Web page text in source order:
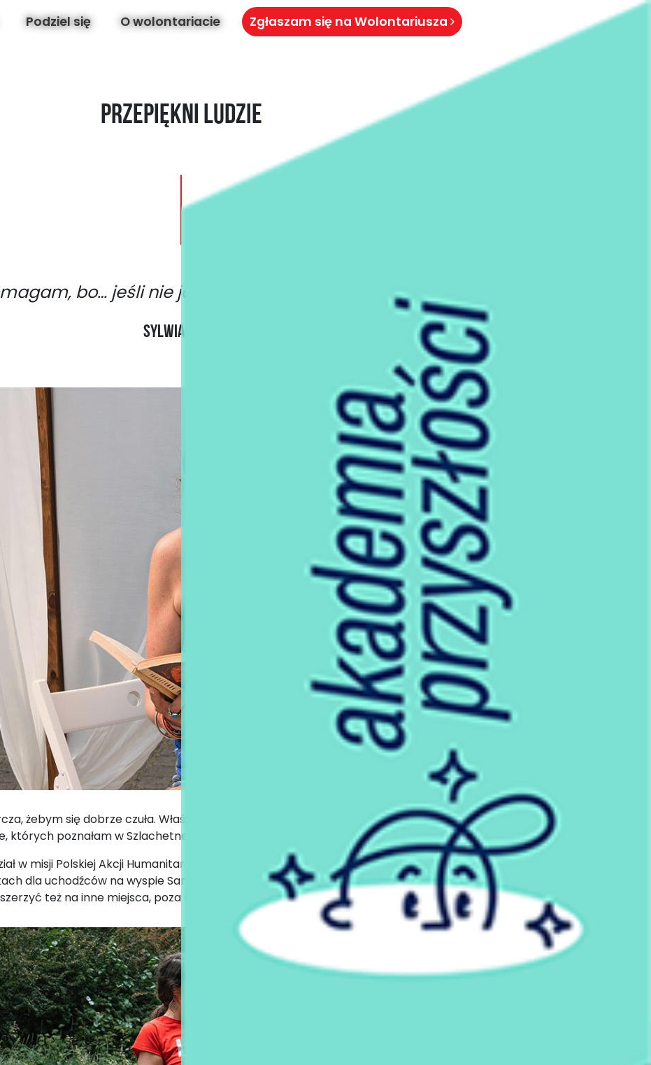
Podziel się O wolontariacie Zgłaszam się na Wolontariusza
Przepiękni ludzie
bo… jeśli nie ja, to kto? Jeśli nie teraz, to kiedy?
SYLWIA, ŁÓDŹ
żebym się dobrze czuła. Właśnie tak staram się żyć: żeby samo życie sprawiało mi radość.
poznałam w Szlachetnej Paczce, bardzo mi w tym pomagają. Bez nich to nie byłoby możliwe.
w misji Polskiej Akcji Humanitarnej w Kosowie, wspólnie z przyjaciółką, moją duchową siostrą,
dla uchodźców na wyspie Samos, wysyłamy tam przede wszystkim akcesoria menstruacyjne,
też na inne miejsca, poza tym działam w Paczce.